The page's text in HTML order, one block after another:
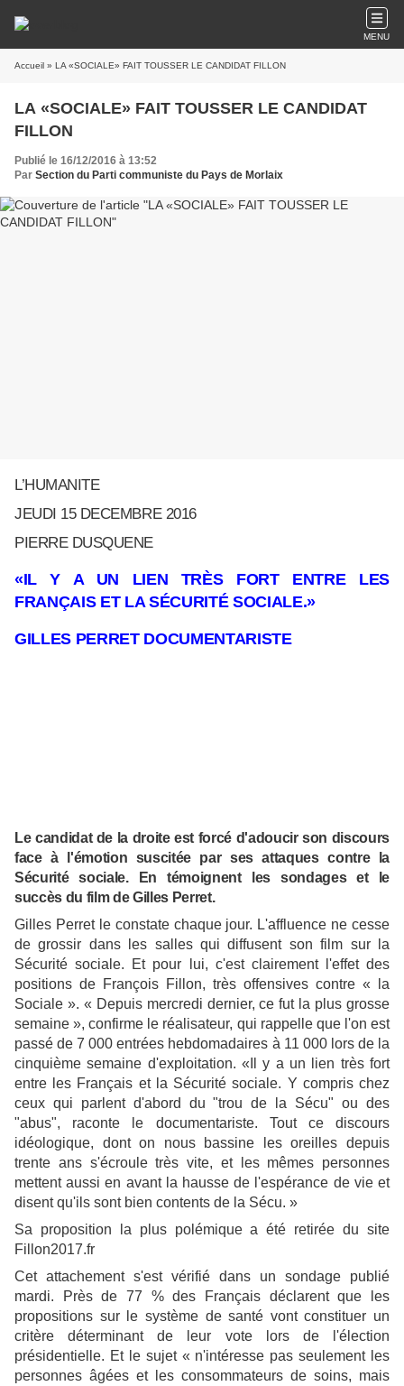
MENU
Accueil » LA «SOCIALE» FAIT TOUSSER LE CANDIDAT FILLON
LA «SOCIALE» FAIT TOUSSER LE CANDIDAT
FILLON
Publié le 16/12/2016 à 13:52
Par Section du Parti communiste du Pays de Morlaix
L’HUMANITE
JEUDI 15 DECEMBRE 2016
PIERRE DUSQUENE
«IL Y A UN LIEN TRÈS FORT ENTRE LES
FRANÇAIS ET LA SÉCURITÉ SOCIALE.»
GILLES PERRET DOCUMENTARISTE
Le candidat de la droite est forcé d'adoucir son discours
face à l'émotion suscitée par ses attaques contre la
Sécurité sociale. En témoignent les sondages et le
succès du film de Gilles Perret.
Gilles Perret le constate chaque jour. L'affluence ne cesse
de grossir dans les salles qui diffusent son film sur la
Sécurité sociale. Et pour lui, c'est clairement l'effet des
positions de François Fillon, très offensives contre « la
Sociale ». « Depuis mercredi dernier, ce fut la plus grosse
semaine », confirme le réalisateur, qui rappelle que l'on est
passé de 7 000 entrées hebdomadaires à 11 000 lors de la
cinquième semaine d'exploitation. «Il y a un lien très fort
entre les Français et la Sécurité sociale. Y compris chez
ceux qui parlent d'abord du "trou de la Sécu" ou des
"abus", raconte le documentariste. Tout ce discours
idéologique, dont on nous bassine les oreilles depuis
trente ans s'écroule très vite, et les mêmes personnes
mettent aussi en avant la hausse de l'espérance de vie et
disent qu'ils sont bien contents de la Sécu. »
Sa proposition la plus polémique a été retirée du site
Fillon2017.fr
Cet attachement s'est vérifié dans un sondage publié
mardi. Près de 77 % des Français déclarent que les
propositions sur le système de santé vont constituer un
critère déterminant de leur vote lors de l'élection
présidentielle. Et le sujet « n'intéresse pas seulement les
personnes âgées et les consommateurs de soins, mais